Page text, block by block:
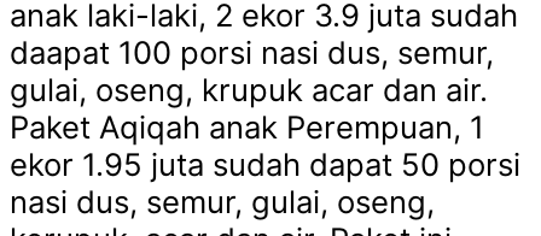
anak laki-laki, 2 ekor 3.9 juta sudah
daapat 100 porsi nasi dus, semur,
gulai, oseng, krupuk acar dan air.
Paket Aqiqah anak Perempuan, 1
ekor 1.95 juta sudah dapat 50 porsi
nasi dus, semur, gulai, oseng,